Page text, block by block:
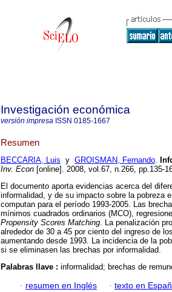
Investigación económica
versión impresa ISSN 0185-1667
Resumen
BECCARIA, Luis y GROISMAN, Fernando.
Inv. Econ [online]. 2008, vol.67, n.266, pp.135-
El documento aporta evidencias acerca del
informalidad, y de su impacto sobre la pobreza
computan para el período 1993-2005. Las
mínimos cuadrados ordinarios (MCO),
Propensity Scores Matching. La penalización
alrededor de 30 a 45 por ciento del ingreso de
aumentando desde 1993. La incidencia de la
si se eliminasen las brechas por informalidad.
Palabras llave : informalidad; brechas de
· resumen en Inglés · texto en